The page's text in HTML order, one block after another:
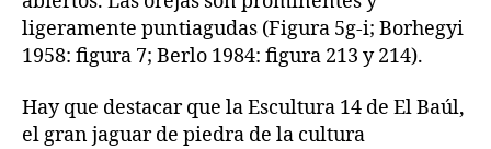
ligeramente puntiagudas (Figura 5g-i; Borhegyi
1958: figura 7; Berlo 1984: figura 213 y 214).
Hay que destacar que la Escultura 14 de El Baúl,
el gran jaguar de piedra de la cultura